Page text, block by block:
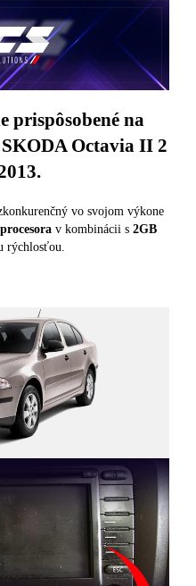
prispôsobené na
SKODA Octavia II 2
.
vo svojom výkone
procesora v kombinácii s 2GB
rýchlosťou.